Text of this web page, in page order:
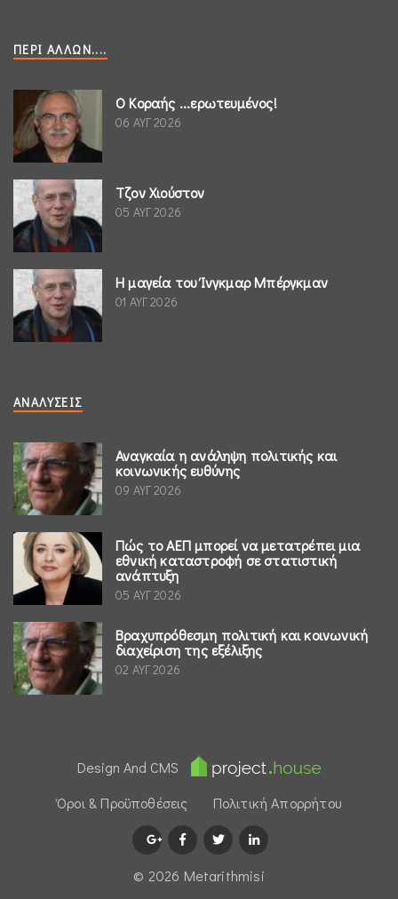
ΠΕΡΊ ΆΛΛΩΝ....
Ο Κοραής ...ερωτευμένος!
06 ΑΥΓ 2026
Τζον Χιούστον
05 ΑΥΓ 2026
Η μαγεία του Ίνγκμαρ Μπέργκμαν
01 ΑΥΓ 2026
ΑΝΑΛΎΣΕΙΣ
Αναγκαία η ανάληψη πολιτικής και
κοινωνικής ευθύνης
09 ΑΥΓ 2026
Πώς το ΑΕΠ μπορεί να μετατρέπει μια
εθνική καταστροφή σε στατιστική
ανάπτυξη
05 ΑΥΓ 2026
Βραχυπρόθεσμη πολιτική και κοινωνική
διαχείριση της εξέλιξης
02 ΑΥΓ 2026
Design And CMS
Όροι & Προϋποθέσεις
Πολιτική Απορρήτου
© 2026 Μetarithmisi